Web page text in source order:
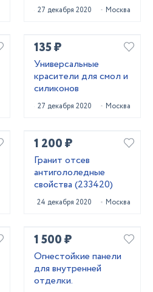
27 декабря 2020 Москва
135 ₽
Универсальные
красители для смол и
силиконов
27 декабря 2020 Москва
1 200 ₽
Гранит отсев
антигололедные
свойства (233420)
24 декабря 2020 Москва
1 500 ₽
Огнестойкие панели
для внутренней
отделки.